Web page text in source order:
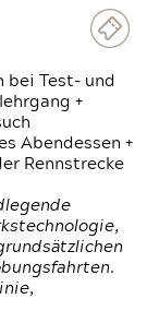
bei Test- und
+
Abendessen +
Rennstrecke